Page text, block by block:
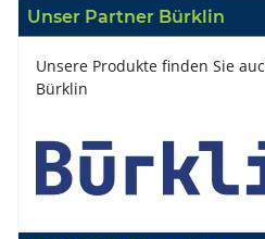
Unser Partner Bürklin
Unsere Produkte finden Sie
Bürklin